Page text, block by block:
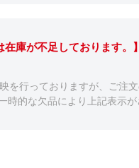
在庫が不足しております
を行っておりますが、ご注
時的な欠品により上記表示